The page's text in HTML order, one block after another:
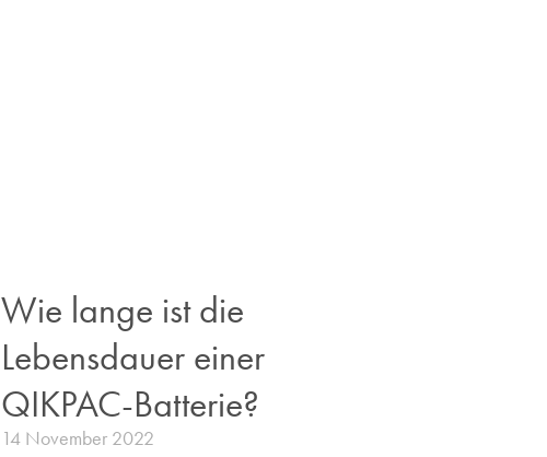
Wie lange ist die
Lebensdauer einer
QIKPAC-Batterie?
14 November 2022